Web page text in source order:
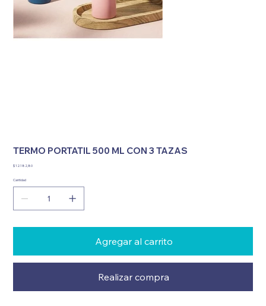
TERMO PORTATIL 500 ML CON 3 TAZAS
Precio
$ 12.182,80
Cantidad
Agregar al carrito
Realizar compra